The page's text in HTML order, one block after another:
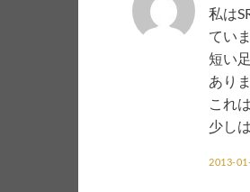
私は
てい
短い
あり
これ
少し
2013-